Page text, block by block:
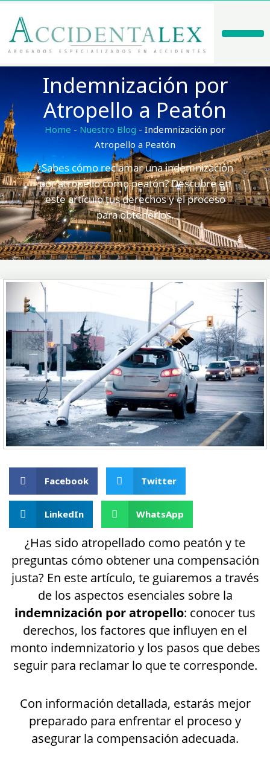
contenido
Indemnización por
Atropello a Peatón
Home - Nuestro Blog - Indemnización por
Atropello a Peatón
¿Sabes cómo reclamar una indemnización
por atropello como peatón? Descubre en
este artículo tus derechos y el proceso
para obtenerlos.
Facebook Twitter
LinkedIn WhatsApp
¿Has sido atropellado como peatón y te
preguntas cómo obtener una compensación
justa? En este artículo, te guiaremos a través
de los aspectos esenciales sobre la
indemnización por atropello: conocer tus
derechos, los factores que influyen en el
monto indemnizatorio y los pasos que debes
seguir para reclamar lo que te corresponde.
Con información detallada, estarás mejor
preparado para enfrentar el proceso y
asegurar la compensación adecuada.